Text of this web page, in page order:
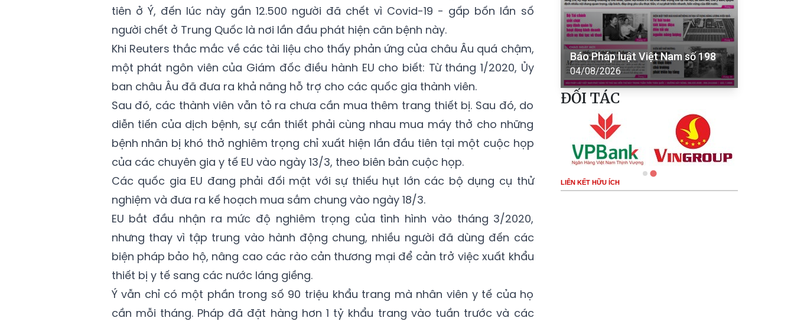
tiên ở Ý, đến lúc này gần 12.500 người đã chết vì Covid-19 - gấp bốn lần số
người chết ở Trung Quốc là nơi lần đầu phát hiện căn bệnh này.
Khi Reuters thắc mắc về các tài liệu cho thấy phản ứng của châu Âu quá chậm,
một phát ngôn viên của Giám đốc điều hành EU cho biết: Từ tháng 1/2020, Ủy
ban châu Âu đã đưa ra khả năng hỗ trợ cho các quốc gia thành viên.
Sau đó, các thành viên vẫn tỏ ra chưa cần mua thêm trang thiết bị. Sau đó, do
diễn tiến của dịch bệnh, sự cần thiết phải cùng nhau mua máy thở cho những
bệnh nhân bị khó thở nghiêm trọng chỉ xuất hiện lần đầu tiên tại một cuộc họp
của các chuyên gia y tế EU vào ngày 13/3, theo biên bản cuộc họp.
Các quốc gia EU đang phải đối mặt với sự thiếu hụt lớn các bộ dụng cụ thử
nghiệm và đưa ra kế hoạch mua sắm chung vào ngày 18/3.
EU bắt đầu nhận ra mức độ nghiêm trọng của tình hình vào tháng 3/2020,
nhưng thay vì tập trung vào hành động chung, nhiều người đã dùng đến các
biện pháp bảo hộ, nâng cao các rào cản thương mại để cản trở việc xuất khẩu
thiết bị y tế sang các nước láng giềng.
Ý vẫn chỉ có một phần trong số 90 triệu khẩu trang mà nhân viên y tế của họ
cần mỗi tháng. Pháp đã đặt hàng hơn 1 tỷ khẩu trang vào tuần trước và các
Báo Pháp luật Việt Nam số 198
04/08/2026
ĐỐI TÁC
LIÊN KẾT HỮU ÍCH